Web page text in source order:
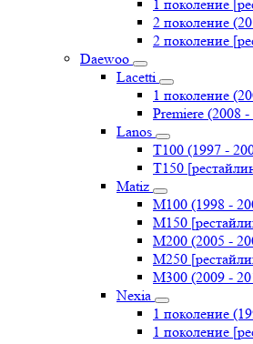
1 поколение
2 поколение
2 поколение
Daewoo
Lacetti
1 поколение
Premiere (2008
Lanos
T100 (1997 -
T150
Matiz
M100 (1998 -
M150
M200 (2005 -
M250
M300 (2009 -
Nexia
1 поколение
1 поколение